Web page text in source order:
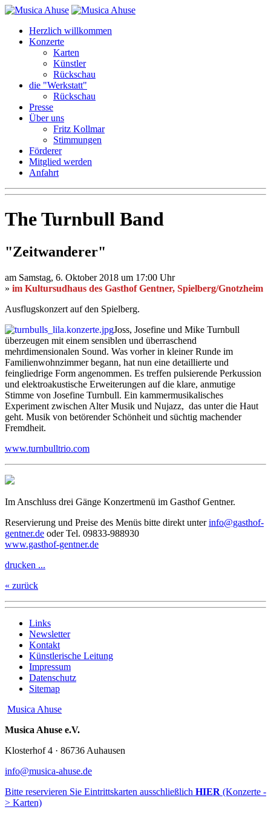
Herzlich willkommen
Konzerte
Karten
Künstler
Rückschau
die "Werkstatt"
Rückschau
Presse
Über uns
Fritz Kollmar
Stimmungen
Förderer
Mitglied werden
Anfahrt
The Turnbull Band
Zeitwanderer
am Samstag, 6. Oktober 2018 um 17:00 Uhr
» im Kultursudhaus des Gasthof Gentner, Spielberg/Gnotzheim
Ausflugskonzert auf den Spielberg.
Joss, Josefine und Mike Turnbull
überzeugen mit einem sensiblen und überraschend
mehrdimensionalen Sound. Was vorher in kleiner Runde im
Familienwohnzimmer begann, hat nun eine detaillierte und
feingliedrige Form angenommen. Es treffen pulsierende Perkussion
und elektroakustische Erweiterungen auf die klare, anmutige
Stimme von Josefine Turnbull. Ein kammermusikalisches
Experiment zwischen Alter Musik und Nujazz, das unter die Haut
geht. Musik von betörender Schönheit und süchtig machender
Fremdheit.
www.turnbulltrio.com
Im Anschluss drei Gänge Konzertmenü im Gasthof Gentner.
Reservierung und Preise des Menüs bitte direkt unterinfo@gasthof-
gentner.de oder Tel. 09833-988930
www.gasthof-gentner.de
drucken ...
« zurück
Links
Newsletter
Kontakt
Künstlerische Leitung
Impressum
Datenschutz
Sitemap
Musica Ahuse
Musica Ahuse e.V.
Klosterhof 4 · 86736 Auhausen
info@musica-ahuse.de
Bitte reservieren Sie Eintrittskarten ausschließlich HIER (Konzerte -
> Karten)